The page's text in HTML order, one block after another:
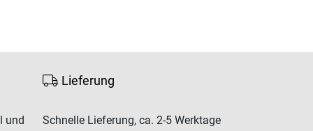
und
Lieferung
Schnelle Lieferung, ca. 2-5 Werktage